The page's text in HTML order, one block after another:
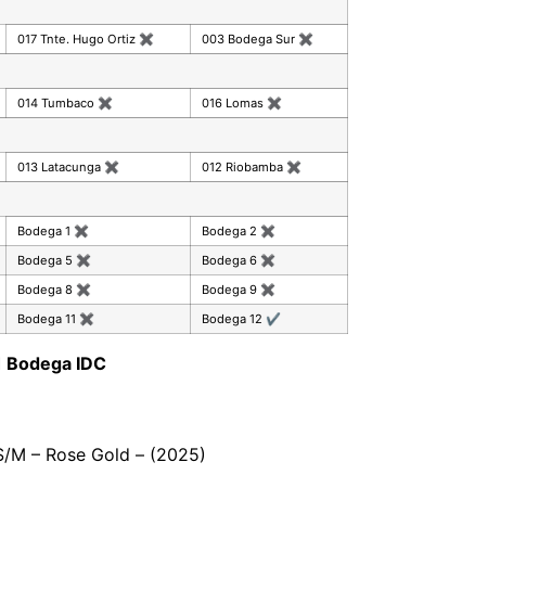
017 Tnte. Hugo Ortiz ✖ 003 Bodega Sur ✖
014 Tumbaco ✖ 016 Lomas ✖
013 Latacunga ✖ 012 Riobamba ✖
Bodega 1 ✖ Bodega 2 ✖
Bodega 5 ✖ Bodega 6 ✖
Bodega 8 ✖ Bodega 9 ✖
Bodega 11 ✖ Bodega 12 ✔
Bodega IDC
M – Rose Gold – (2025)